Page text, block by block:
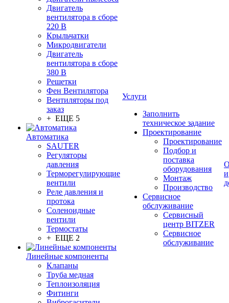
Двигатель
вентилятора в сборе
220 В
Крыльчатки
Микродвигатели
Двигатель
вентилятора в сборе
380 В
Решетки
Фен Вентилятора
Вентиляторы под
заказ
+ ЕЩЕ 5
Автоматика
SAUTER
Регуляторы
давления
Терморегулирующие
вентили
Реле давления и
протока
Соленоидные
вентили
Термостаты
+ ЕЩЕ 2
Линейные компоненты
Клапаны
Труба медная
Теплоизоляция
Фитинги
Услуги
Заполнить
техническое задание
Проектирование
Проектирование
Подбор и
поставка
оборудования
Монтаж
Производство
Сервисное
обслуживание
Сервисный
центр BITZER
Сервисное
обслуживание
и